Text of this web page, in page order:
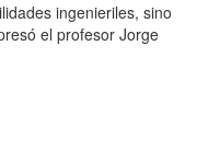
ingenieriles, sino
el profesor Jorge